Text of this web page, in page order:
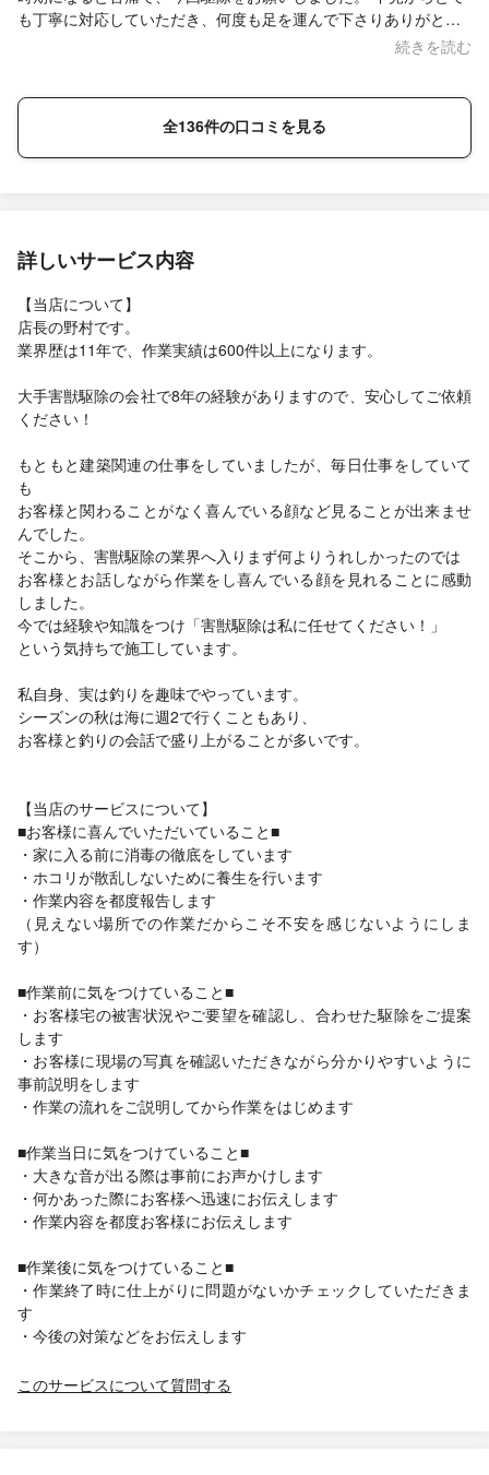
も丁寧に対応していただき、何度も足を運んで下さりありがとう
ございました。日程もこちらの都合に合わせて考えて下いまし
続きを読む
全136件の口コミを見る
詳しいサービス内容
【当店について】
店長の野村です。
業界歴は11年で、作業実績は600件以上になります。
大手害獣駆除の会社で8年の経験がありますので、安心してご依頼
ください！
もともと建築関連の仕事をしていましたが、毎日仕事をしていて
も
お客様と関わることがなく喜んでいる顔など見ることが出来ませ
んでした。
そこから、害獣駆除の業界へ入りまず何よりうれしかったのでは
お客様とお話しながら作業をし喜んでいる顔を見れることに感動
しました。
今では経験や知識をつけ「害獣駆除は私に任せてください！」
という気持ちで施工しています。
私自身、実は釣りを趣味でやっています。
シーズンの秋は海に週2で行くこともあり、
お客様と釣りの会話で盛り上がることが多いです。
【当店のサービスについて】
■お客様に喜んでいただいていること■
・家に入る前に消毒の徹底をしています
・ホコリが散乱しないために養生を行います
・作業内容を都度報告します
（見えない場所での作業だからこそ不安を感じないようにしま
す）
■作業前に気をつけていること■
・お客様宅の被害状況やご要望を確認し、合わせた駆除をご提案
します
・お客様に現場の写真を確認いただきながら分かりやすいように
事前説明をします
・作業の流れをご説明してから作業をはじめます
■作業当日に気をつけていること■
・大きな音が出る際は事前にお声かけします
・何かあった際にお客様へ迅速にお伝えします
・作業内容を都度お客様にお伝えします
■作業後に気をつけていること■
・作業終了時に仕上がりに問題がないかチェックしていただきま
す
・今後の対策などをお伝えします
このサービスについて質問する